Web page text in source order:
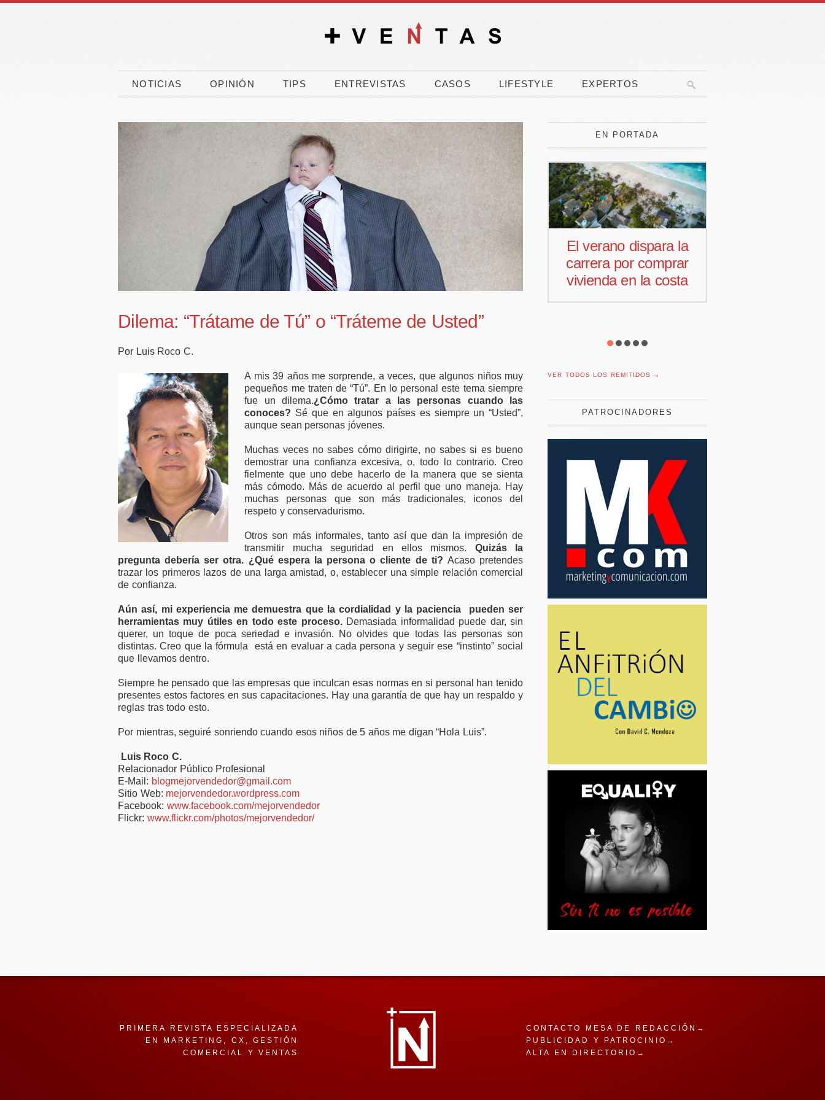
NOTICIAS OPINIÓN TIPS ENTREVISTAS CASOS LIFESTYLE EXPERTOS
Dilema: “Trátame de Tú” o “Tráteme de Usted”
Por Luis Roco C.
A mis 39 años me sorprende, a veces, que algunos niños muy
pequeños me traten de “Tú”. En lo personal este tema siempre
fue un dilema.¿Cómo tratar a las personas cuando las
conoces? Sé que en algunos países es siempre un “Usted”,
aunque sean personas jóvenes.
Muchas veces no sabes cómo dirigirte, no sabes si es bueno
demostrar una confianza excesiva, o, todo lo contrario. Creo
fielmente que uno debe hacerlo de la manera que se sienta
más cómodo. Más de acuerdo al perfil que uno maneja. Hay
muchas personas que son más tradicionales, iconos del
respeto y conservadurismo.
Otros son más informales, tanto así que dan la impresión de
transmitir mucha seguridad en ellos mismos. Quizás la
pregunta debería ser otra. ¿Qué espera la persona o cliente de ti? Acaso pretendes
trazar los primeros lazos de una larga amistad, o, establecer una simple relación comercial
de confianza.
Aún así, mi experiencia me demuestra que la cordialidad y la paciencia pueden ser
herramientas muy útiles en todo este proceso.Demasiada informalidad puede dar, sin
querer, un toque de poca seriedad e invasión. No olvides que todas las personas son
distintas. Creo que la fórmula está en evaluar a cada persona y seguir ese “instinto” social
que llevamos dentro.
Siempre he pensado que las empresas que inculcan esas normas en si personal han tenido
presentes estos factores en sus capacitaciones. Hay una garantía de que hay un respaldo y
reglas tras todo esto.
Por mientras, seguiré sonriendo cuando esos niños de 5 años me digan “Hola Luis”.
Luis Roco C.
Relacionador Público Profesional
E-Mail: blogmejorvendedor@gmail.com
Sitio Web: mejorvendedor.wordpress.com
Facebook: www.facebook.com/mejorvendedor
Flickr: www.flickr.com/photos/mejorvendedor/
EN PORTADA
Las vacaciones
ponen a prueba la
motivación laboral
reducidas
CaixaBank, CEOE y
CEPYME movilizan
50.000 millones en
empresas y pymes
El 90% de los
españoles vota a
favor de ampliar el
El verano dispara la
carrera por comprar
vivienda en la costa
VER TODOS LOS REMITIDOS →
PATROCINADORES
PRIMERA REVISTA ESPECIALIZADA
EN MARKETING, CX, GESTIÓN
COMERCIAL Y VENTAS
CONTACTO MESA DE REDACCIÓN→
PUBLICIDAD Y PATROCINIO→
ALTA EN DIRECTORIO→